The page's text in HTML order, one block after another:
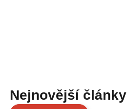
Nejnovější články